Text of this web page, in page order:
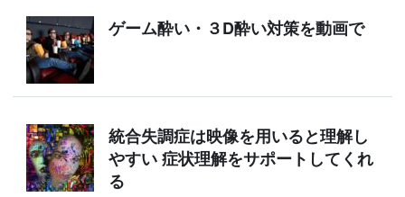
ゲーム酔い・３D酔い対策を動画で
統合失調症は映像を用いると理解し
やすい 症状理解をサポートしてくれ
る